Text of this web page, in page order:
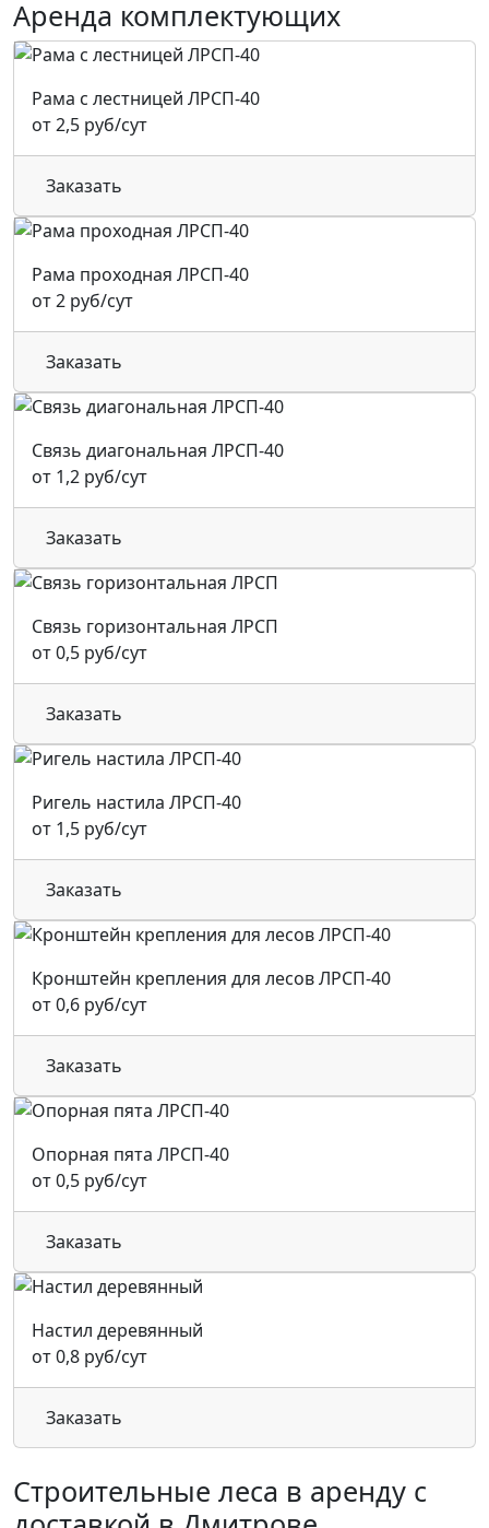
Аренда комплектующих
Рама с лестницей ЛРСП-40
от 2,5 руб/сут
Заказать
Рама проходная ЛРСП-40
от 2 руб/сут
Заказать
Связь диагональная ЛРСП-40
от 1,2 руб/сут
Заказать
Связь горизонтальная ЛРСП
от 0,5 руб/сут
Заказать
Ригель настила ЛРСП-40
от 1,5 руб/сут
Заказать
Кронштейн крепления для лесов ЛРСП-40
от 0,6 руб/сут
Заказать
Опорная пята ЛРСП-40
от 0,5 руб/сут
Заказать
Настил деревянный
от 0,8 руб/сут
Заказать
Строительные леса в аренду с